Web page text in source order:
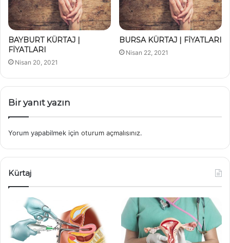
BAYBURT KÜRTAJ |
FİYATLARI
Nisan 20, 2021
BURSA KÜRTAJ | FİYATLARI
Nisan 22, 2021
Bir yanıt yazın
Yorum yapabilmek için oturum açmalısınız.
Kürtaj